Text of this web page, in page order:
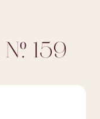
№ 159